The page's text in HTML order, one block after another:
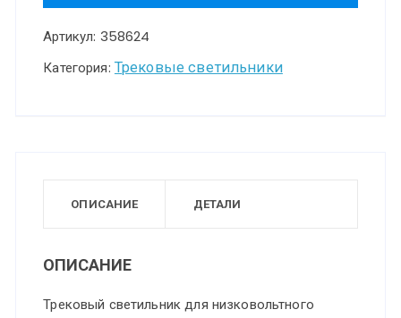
SHINO
NT21
064
к
со
Артикул: 358624
Категория: Трековые светильники
ОПИСАНИЕ ДЕТАЛИ
ОПИСАНИЕ
Трековый светильник для низковольтного